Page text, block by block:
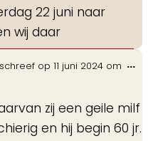
22 juni naar
wij daar
schreef op 11 juni 2024 om
zij een geile milf
en hij begin 60 jr.
...